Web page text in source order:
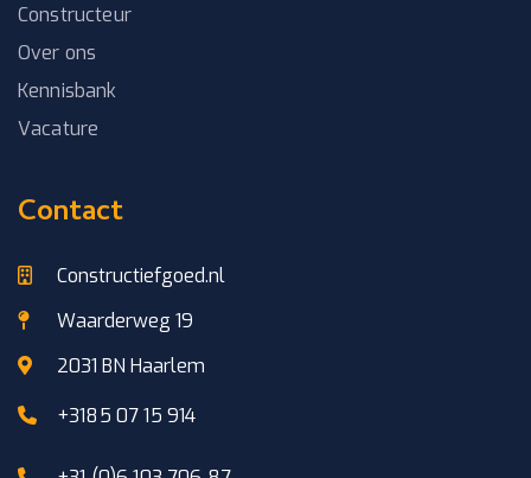
Constructeur
Over ons
Kennisbank
Vacature
Contact
Constructiefgoed.nl
Waarderweg 19
2031 BN Haarlem
+3185 07 15 914